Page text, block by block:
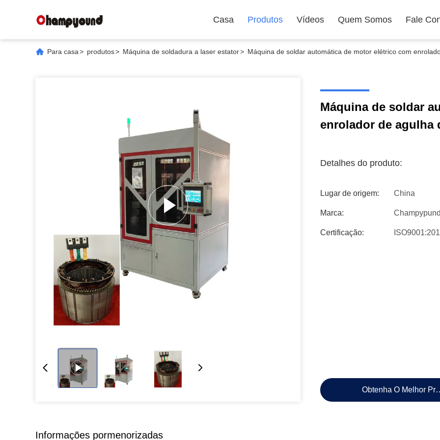
Casa Produtos Vídeos Quem Somos Fale
Para casa> produtos> Máquina de soldadura a laser estator> Máquina de soldar automática de motor elétrico com
Máquina de soldar
enrolador de agulha
Detalhes do produto:
Lugar de origem: China
Marca: Champypund
Certificação:
Obtenha O Melhor
Informações pormenorizadas